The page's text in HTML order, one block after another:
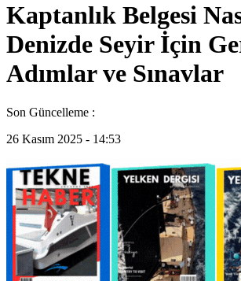
Kaptanlık Belgesi
Denizde Seyir İçin
Adımlar ve Sınavlar
Son Güncelleme :
26 Kasım 2025 - 14:53